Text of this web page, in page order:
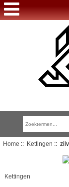
Home :: Kettingen ::
Kettingen